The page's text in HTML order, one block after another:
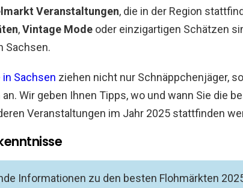
Veranstaltungen, die in der Region
,Vintage Mode oder einzigartigen Schätzen
Sachsen.
in Sachsen ziehen nicht nur Schnäppchenjäger,
Wir geben Ihnen Tipps, wo und wann Sie die
Veranstaltungen im Jahr 2025 stattfinden
Informationen zu den besten Flohmärkten